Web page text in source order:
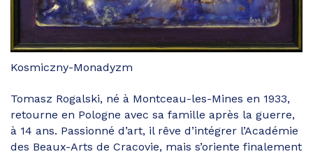
Kosmiczny-Monadyzm
Tomasz Rogalski, né à Montceau-les-Mines en 1933,
retourne en Pologne avec sa famille après la guerre,
à 14 ans. Passionné d’art, il rêve d’intégrer l’Académie
des Beaux-Arts de Cracovie, mais s’oriente finalement